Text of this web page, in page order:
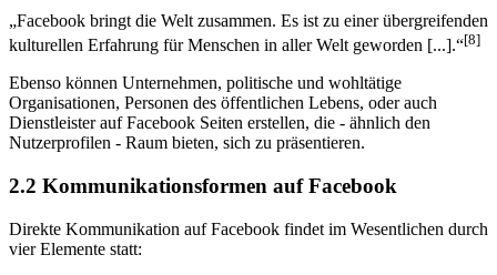
„Facebook bringt die Welt zusammen. Es ist zu einer übergreifenden
kulturellen Erfahrung für Menschen in aller Welt geworden [...].“[8]
Ebenso können Unternehmen, politische und wohltätige
Organisationen, Personen des öffentlichen Lebens, oder auch
Dienstleister auf Facebook Seiten erstellen, die - ähnlich den
Nutzerprofilen - Raum bieten, sich zu präsentieren.
2.2 Kommunikationsformen auf Facebook
Direkte Kommunikation auf Facebook findet im Wesentlichen durch
vier Elemente statt: